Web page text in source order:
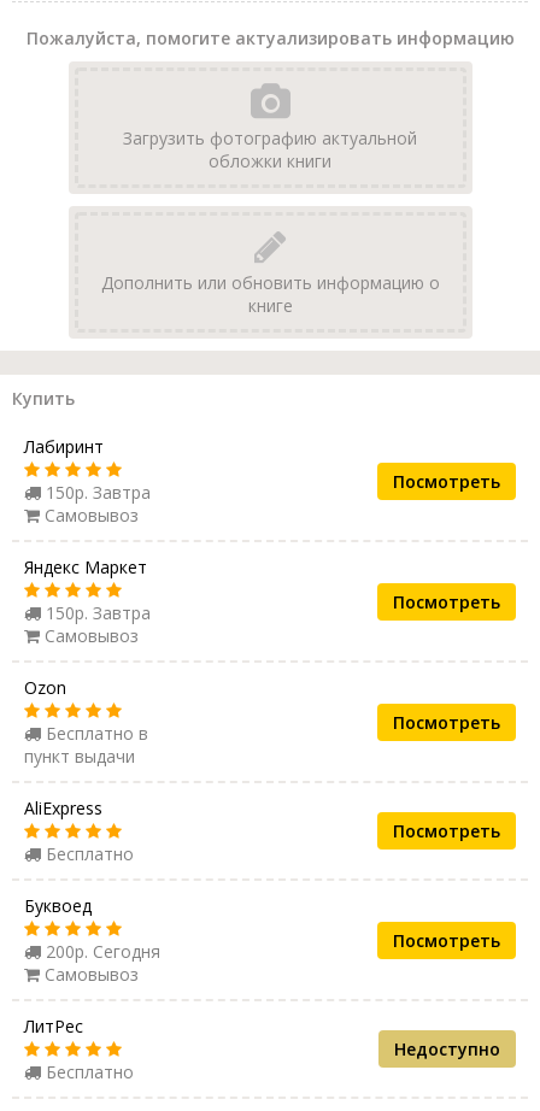
Пожалуйста, помогите актуализировать информацию
Загрузить фотографию актуальной
обложки книги
Дополнить или обновить информацию о
книге
Купить
Лабиринт
150р. Завтра
Самовывоз
Посмотреть
Яндекс Маркет
150р. Завтра
Самовывоз
Посмотреть
Ozon
Бесплатно в
пункт выдачи
Посмотреть
AliExpress
Бесплатно
Посмотреть
Буквоед
200р. Сегодня
Самовывоз
Посмотреть
ЛитРес
Бесплатно
Недоступно